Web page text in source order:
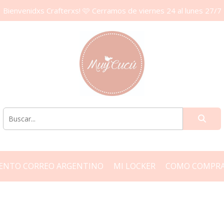
Bienvenidxs Crafterxs! 🩷 Cerramos de viernes 24 al lunes 27/7
CORREO ARGENTINO MI LOCKER COMO